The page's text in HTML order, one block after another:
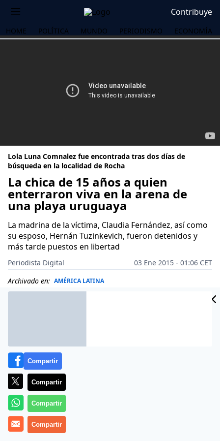
Contribuye
HOME POLÍTICA MUNDO PERIODISMO ECONOMÍA
Lola Luna Comnalez fue encontrada tras dos días de
búsqueda en la localidad de Rocha
La chica de 15 años a quien
enterraron viva en la arena de
una playa uruguaya
La madrina de la víctima, Claudia Fernández, así como
su esposo, Hernán Tuzinkevich, fueron detenidos y
más tarde puestos en libertad
Periodista Digital
03 Ene 2015 - 01:06 CET
Archivado en: AMÉRICA LATINA
Compartir
Compartir
Compartir
Compartir